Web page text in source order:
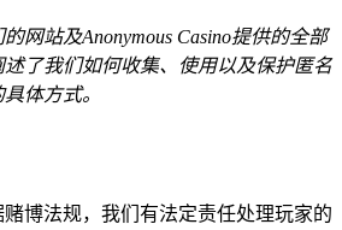
网站及Anonymous Casino提供的全部
了我们如何收集、使用以及保护匿名
体方式。
博法规，我们有法定责任处理玩家的